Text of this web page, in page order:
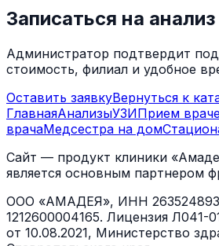
Записаться на анализ
Администратор подтвердит
стоимость, филиал и удобное
Оставить заявкуВернуться к
ГлавнаяАнализыУЗИПрием
врачаМедсестра на дом
Сайт — продукт клиники
является основным партнером
ООО «АМАДЕЯ», ИНН
1212600004165. Лицензия Л041-
от 10.08.2021, Министерство